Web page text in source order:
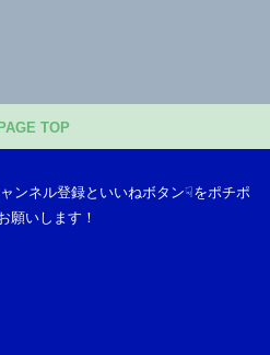
PAGE TOP
ンネル登録といいねボタン☟をポチポ
願いします！